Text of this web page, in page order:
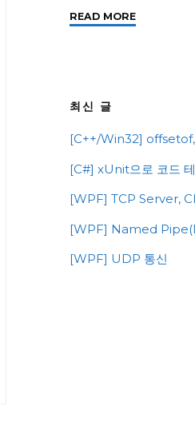
READ MORE"
및
용
법"
최신 글
[C++/Win32] offsetof,
[C#] xUnit으로 코드
[WPF] TCP Server,
[WPF] Named
[WPF] UDP 통신